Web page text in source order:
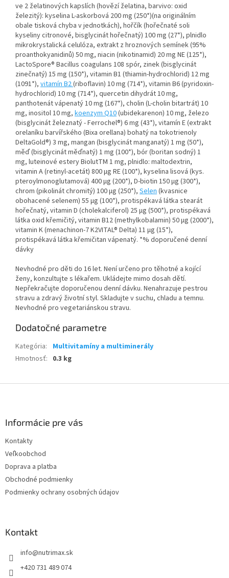
ve 2 želatinových kapslích (hovězí želatina, barvivo: oxid
železitý): kyselina L-askorbová 200 mg (250*)(na originálním
obale tisková chyba v jednotkách), hořčík (hořečnaté soli
kyseliny citronové, bisglycinát hořečnatý) 100 mg (27*), plnidlo
mikrokrystalická celulóza, extrakt z hroznových semínek (95%
proanthokyanidinů) 50 mg, niacin (nikotinamid) 20 mg NE (125*),
LactoSpore® Bacillus coagulans 108 spór, zinek (bisglycinát
zinečnatý) 15 mg (150*), vitamin B1 (thiamin-hydrochlorid) 12 mg
(1091*), vitamín B2(riboflavin) 10 mg (714*), vitamin B6 (pyridoxin-
hydrochlorid) 10 mg (714*), quercetin dihydrát 10 mg,
panthotenát vápenatý 10 mg (167*), cholin (L-cholin bitartrát) 10
mg, inositol 10 mg, koenzym Q10(ubidekarenon) 10 mg, železo
(bisglycinát železnatý - Ferrochel®) 6 mg (43*), vitamín E (extrakt
orelaníku barvířského (Bixa orellana) bohatý na tokotrienoly
DeltaGold®) 3 mg, mangan (bisglycinát manganatý) 1 mg (50*),
měď (bisglycinát měďnatý) 1 mg (100*), bór (boritan sodný) 1
mg, luteinové estery BiolutTM 1 mg, plnidlo: maltodextrin,
vitamin A (retinyl-acetát) 800 µg RE (100*), kyselina lisová (kys.
pteroylmonoglutamová) 400 µg (200*), D-biotin 150 µg (300*),
chrom (pikolinát chromitý) 100 µg (250*), Selen (kvasnice
obohacené selenem) 55 µg (100*), protispékavá látka stearát
hořečnatý, vitamin D (cholekalciferol) 25 µg (500*), protispékavá
látka oxid křemičitý, vitamin B12 (methylkobalamin) 50 µg (2000*),
vitamin K (menachinon-7 K2VITAL® Delta) 11 µg (15*),
protispékavá látka křemičitan vápenatý. *% doporučené denní
dávky
Nevhodné pro děti do 16 let. Není určeno pro těhotné a kojící
ženy, konzultujte s lékařem. Ukládejte mimo dosah dětí.
Nepřekračujte doporučenou denní dávku. Nenahrazuje pestrou
stravu a zdravý životní styl. Skladujte v suchu, chladu a temnu.
Nevhodné pro vegetariánskou stravu.
Dodatočné parametre
Kategória:
Multivitamíny a multiminerály
Hmotnosť: 0.3 kg
Informácie pre vás
Kontakty
Veľkoobchod
Doprava a platba
Obchodné podmienky
Podmienky ochrany osobných údajov
Kontakt
info@nutrimax.sk
+420 731 489 074